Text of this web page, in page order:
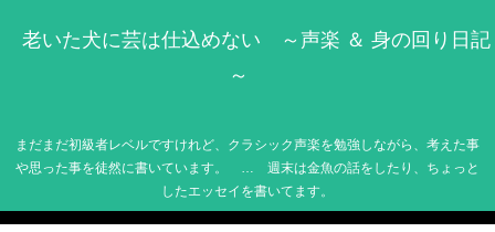
老いた犬に芸は仕込めない ～声楽 ＆ 身の回り日記
～
まだまだ初級者レベルですけれど、クラシック声楽を勉強しながら、考えた事
や思った事を徒然に書いています。 … 週末は金魚の話をしたり、ちょっと
したエッセイを書いてます。